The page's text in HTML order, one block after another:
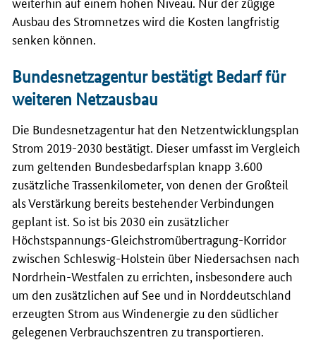
Ausbau des Stromnetzes wird die Kosten langfristig
senken können.
Bundesnetzagentur bestätigt Bedarf für
weiteren Netzausbau
Die Bundesnetzagentur hat den Netzentwicklungsplan
Strom 2019-2030 bestätigt. Dieser umfasst im Vergleich
zum geltenden Bundesbedarfsplan knapp 3.600
zusätzliche Trassenkilometer, von denen der Großteil
als Verstärkung bereits bestehender Verbindungen
geplant ist. So ist bis 2030 ein zusätzlicher
Höchstspannungs-Gleichstromübertragung-Korridor
zwischen Schleswig-Holstein über Niedersachsen nach
Nordrhein-Westfalen zu errichten, insbesondere auch
um den zusätzlichen auf See und in Norddeutschland
erzeugten Strom aus Windenergie zu den südlicher
gelegenen Verbrauchszentren zu transportieren.